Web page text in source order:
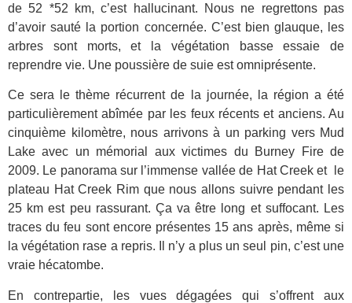
de 52 *52 km, c’est hallucinant. Nous ne regrettons pas
d’avoir sauté la portion concernée. C’est bien glauque, les
arbres sont morts, et la végétation basse essaie de
reprendre vie. Une poussière de suie est omniprésente.
Ce sera le thème récurrent de la journée, la région a été
particulièrement abîmée par les feux récents et anciens. Au
cinquième kilomètre, nous arrivons à un parking vers Mud
Lake avec un mémorial aux victimes du Burney Fire de
2009. Le panorama sur l’immense vallée de Hat Creek et le
plateau Hat Creek Rim que nous allons suivre pendant les
25 km est peu rassurant. Ça va être long et suffocant. Les
traces du feu sont encore présentes 15 ans après, même si
la végétation rase a repris. Il n’y a plus un seul pin, c’est une
vraie hécatombe.
En contrepartie, les vues dégagées qui s’offrent aux